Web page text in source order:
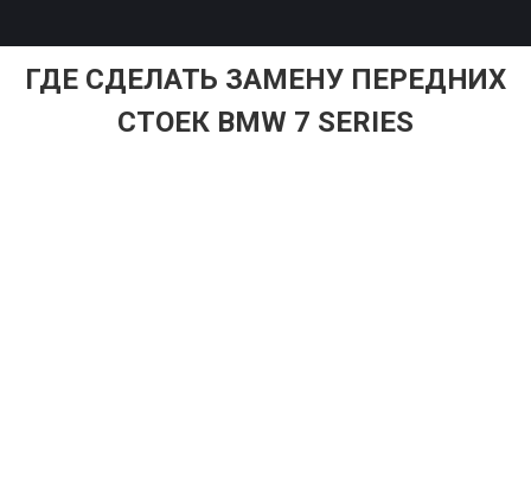
ГДЕ СДЕЛАТЬ ЗАМЕНУ ПЕРЕДНИХ
СТОЕК BMW 7 SERIES